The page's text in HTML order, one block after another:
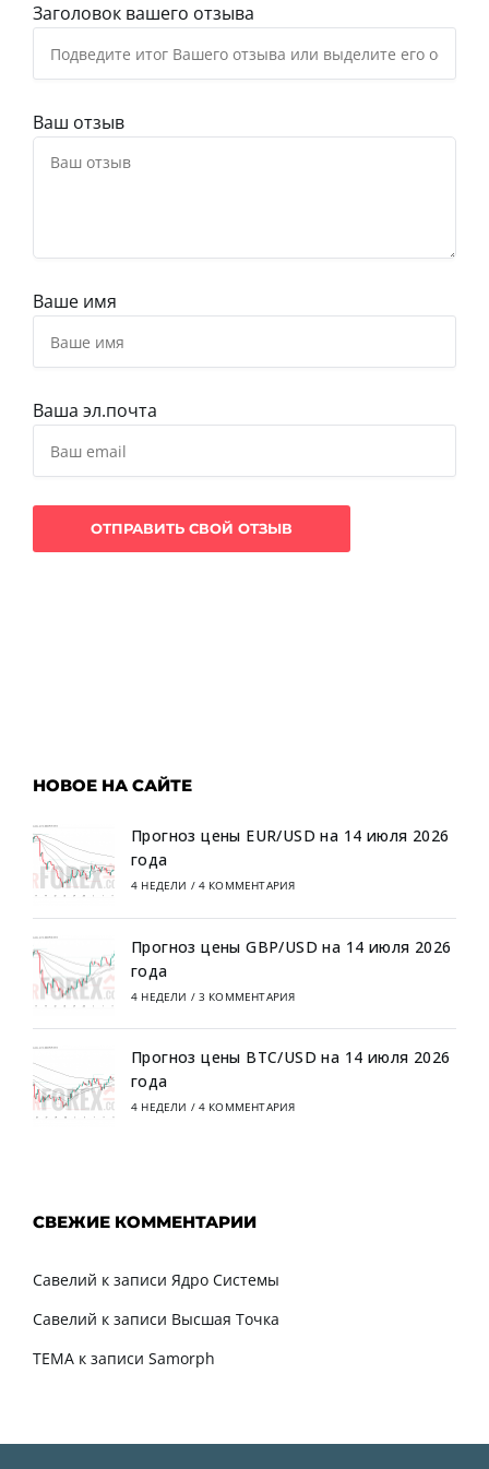
Заголовок вашего отзыва
Ваш отзыв
Ваше имя
Ваша эл.почта
НОВОЕ НА САЙТЕ
Прогноз цены EUR/USD на 14 июля 2026
года
4 НЕДЕЛИ / 4 КОММЕНТАРИЯ
Прогноз цены GBP/USD на 14 июля 2026
года
4 НЕДЕЛИ / 3 КОММЕНТАРИЯ
Прогноз цены BTC/USD на 14 июля 2026
года
4 НЕДЕЛИ / 4 КОММЕНТАРИЯ
СВЕЖИЕ КОММЕНТАРИИ
Савелий к записи Ядро Системы
Савелий к записи Высшая Точка
TEMA к записи Samorph